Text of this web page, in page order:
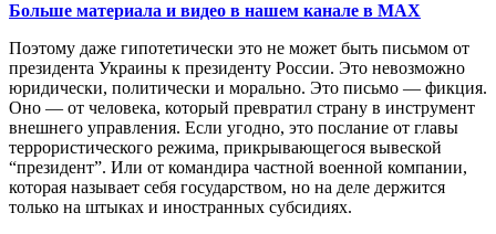
Больше материала и видео в нашем канале в MAX
Поэтому даже гипотетически это не может быть письмом от
президента Украины к президенту России. Это невозможно
юридически, политически и морально. Это письмо — фикция.
Оно — от человека, который превратил страну в инструмент
внешнего управления. Если угодно, это послание от главы
террористического режима, прикрывающегося вывеской
“президент”. Или от командира частной военной компании,
которая называет себя государством, но на деле держится
только на штыках и иностранных субсидиях.